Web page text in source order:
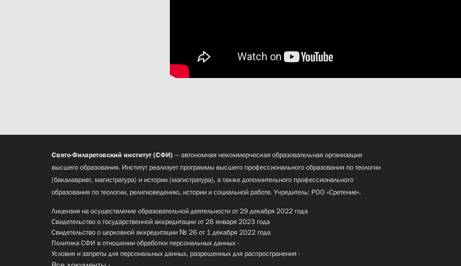
Свято-Филаретовский институт (СФИ) — автономная некоммерческая образовательная организация
высшего образования. Институт реализует программы высшего профессионального образования по теологии
(бакалавриат, магистратура) и истории (магистратура), а также дополнительного профессионального
образования по теологии, религиоведению, истории и социальной работе. Учредитель: РОО «Сретение».
Лицензия на осуществление образовательной деятельности от 29 декабря 2022 года
Свидетельство о государственной аккредитации от 26 января 2023 года
Свидетельство о церковной аккредитации № 26 от 1 декабря 2022 года
Политика СФИ в отношении обработки персональных данных
Условия и запреты для персональных данных, разрешенных для распространения